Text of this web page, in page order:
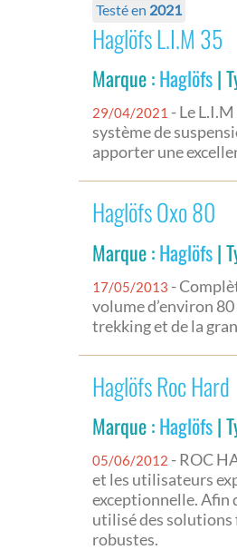
Testé en 2021
Haglöfs L.I.M 35
Marque :Haglöfs|
29/04/2021 - Le
système de
apporter une
Haglöfs Oxo 80
Marque :Haglöfs|
17/05/2013 -
volume d’environ
trekking et de la
Haglöfs Roc Hard
Marque :Haglöfs|
05/06/2012 - ROC
et les utilisateurs
exceptionnelle. Afin
utilisé des solutions
robustes.